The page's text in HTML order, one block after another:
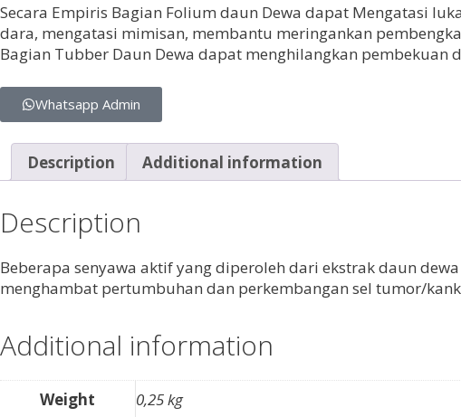
Secara Empiris Bagian Folium daun Dewa dapat Mengatasi
dara, mengatasi mimisan, membantu meringankan
Bagian Tubber Daun Dewa dapat menghilangkan
Whatsapp Admin
Description Additional information
Description
Beberapa senyawa aktif yang diperoleh dari ekstrak daun
menghambat pertumbuhan dan perkembangan sel tumor/
Additional information
Weight 0,25 kg